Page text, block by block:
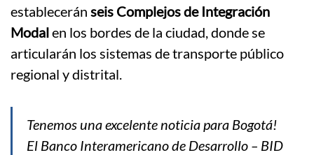
establecerán seis Complejos de Integración
Modalen los bordes de la ciudad, donde se
articularán los sistemas de transporte público
regional y distrital.
Tenemos una excelente noticia para Bogotá!
El Banco Interamericano de Desarrollo – BID